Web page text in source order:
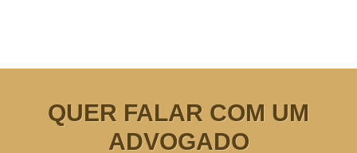
QUER FALAR COM UM
ADVOGADO